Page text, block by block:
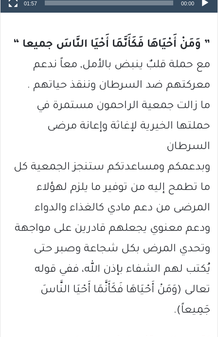
00:00
01:57
” وَمَنْ أَحْيَاهَا فَكَأَنَّمَا أَحْيَا النَّاسَ جميعا “
مع حملة قلبٌ ينبض بالأمل, معاً ندعم
معركتهم ضد السرطان وننقذ حياتهم .
ما زالت جمعية الراحمون مستمرة في
حملتها الخيرية لإغاثة وإعانة مرضى
السرطان
وبدعمكم ومساعدتكم ستنجز الجمعية كل
ما تطمح إليه من توفير ما يلزم لهؤلاء
المرضى من دعم مادي كالغذاء والدواء
ودعم معنوي يجعلهم قادرين على مواجهة
وتحدي المرض بكل شجاعة وصبر حتى
يُكتب لهم الشفاء بإذن الله، ففي قوله
تعالى (وَمَنْ أَحْيَاهَا فَكَأَنَّمَا أَحْيَا النَّاسَ
جَمِيعاً).